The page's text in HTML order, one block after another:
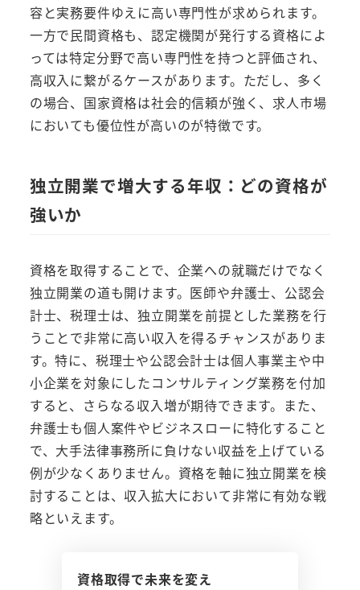
容と実務要件ゆえに高い専門性が求められます。
一方で民間資格も、認定機関が発行する資格によ
っては特定分野で高い専門性を持つと評価され、
高収入に繋がるケースがあります。ただし、多く
の場合、国家資格は社会的信頼が強く、求人市場
においても優位性が高いのが特徴です。
独立開業で増大する年収：どの資格が
強いか
資格を取得することで、企業への就職だけでなく
独立開業の道も開けます。医師や弁護士、公認会
計士、税理士は、独立開業を前提とした業務を行
うことで非常に高い収入を得るチャンスがありま
す。特に、税理士や公認会計士は個人事業主や中
小企業を対象にしたコンサルティング業務を付加
すると、さらなる収入増が期待できます。また、
弁護士も個人案件やビジネスローに特化すること
で、大手法律事務所に負けない収益を上げている
例が少なくありません。資格を軸に独立開業を検
討することは、収入拡大において非常に有効な戦
略といえます。
資格取得で未来を変え